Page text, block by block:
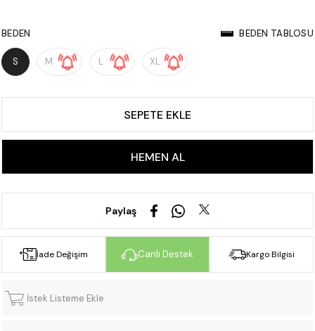
BEDEN TABLOSU
BEDEN
S M L XL
Paylaş
İade Değişim Canlı Destek Kargo Bilgisi
İstek Listeme Ekle